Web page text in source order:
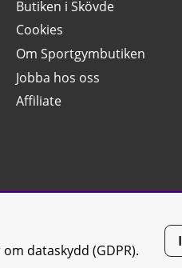
Butiken i Skövde
Cookies
Om Sportgymbutiken
Jobba hos oss
Affiliate
reserved | Org.nr: 556668-7058 |
dataskydd (GDPR).